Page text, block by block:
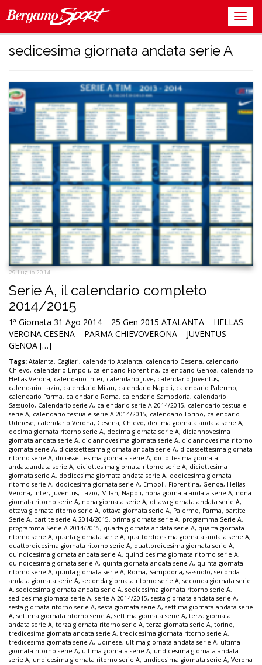
sedicesima giornata andata serie A
29 Luglio 2014
Serie A, il calendario completo
2014/2015
1ª Giornata 31 Ago 2014 – 25 Gen 2015 ATALANTA – HELLAS
VERONA CESENA – PARMA CHIEVOVERONA – JUVENTUS
GENOA […]
Tags: Atalanta, Cagliari, calendario Atalanta, calendario Cesena, calendario
Chievo, calendario Empoli, calendario Fiorentina, calendario Genoa, calendario
Hellas Verona, calendario Inter, calendario Juve, calendario Juventus,
calendario Lazio, calendario Milan, calendario Napoli, calendario Palermo,
calendario Parma, calendario Roma, calendario Sampdoria, calendario
Sassuolo, Calendario serie A, calendario serie A 2014/2015, calendario testuale
serie A, calendario testuale serie A 2014/2015, calendario Torino, calendario
Udinese, calendario Verona, Cesena, Chievo, decima giornata andata serie A,
decima giornata ritorno serie A, decima giornata serie A, diciannovesima
giornata andata serie A, diciannovesima giornata serie A, diciannovesima ritorno
giornata serie A, diciassettesima giornata andata serie A, diciassettesima giornata
ritorno serie A, diciassettesima giornata serie A, diciottesima giornata
andataandata serie A, diciottesima giornata ritorno serie A, diciottesima
giornata serie A, dodicesima giornata andata serie A, dodicesima giornata
ritorno serie A, dodicesima giornata serie A, Empoli, Fiorentina, Genoa, Hellas
Verona, Inter, Juventus, Lazio, Milan, Napoli, nona giornata andata serie A, nona
giornata ritorno serie A, nona giornata serie A, ottava giornata andata serie A,
ottava giornata ritorno serie A, ottava giornata serie A, Palermo, Parma, partite
Serie A, partite serie A 2014/2015, prima giornata serie A, programma Serie A,
programma Serie A 2014/2015, quarta giornata andata serie A, quarta giornata
ritorno serie A, quarta giornata serie A, quattordicesima giornata andata serie A,
quattordicesima giornata ritorno serie A, quattordicesima giornata serie A,
quindicesima giornata andata serie A, quindicesima giornata ritorno serie A,
quindicesima giornata serie A, quinta giornata andata serie A, quinta giornata
ritorno serie A, quinta giornata serie A, Roma, Sampdoria, sassuolo, seconda
andata giornata serie A, seconda giornata ritorno serie A, seconda giornata serie
A, sedicesima giornata andata serie A, sedicesima giornata ritorno serie A,
sedicesima giornata serie A, serie A 2014/2015, sesta giornata andata serie A,
sesta giornata ritorno serie A, sesta giornata serie A, settima giornata andata serie
A, settima giornata ritorno serie A, settima giornata serie A, terza giornata
andata serie A, terza giornata ritorno serie A, terza giornata serie A, torino,
tredicesima giornata andata serie A, tredicesima giornata ritorno serie A,
tredicesima giornata serie A, Udinese, ultima giornata andata serie A, ultima
giornata ritorno serie A, ultima giornata serie A, undicesima giornata andata
serie A, undicesima giornata ritorno serie A, undicesima giornata serie A, Verona